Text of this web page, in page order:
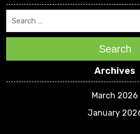
Search
Archives
March 2026
January